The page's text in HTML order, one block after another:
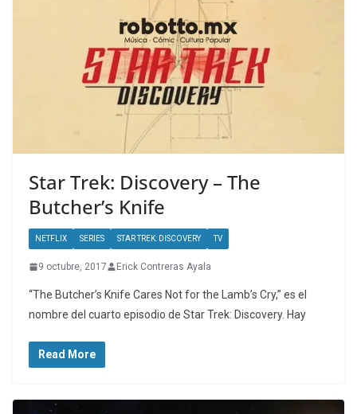
Star Trek: Discovery – The
Butcher’s Knife
NETFLIX SERIES STAR TREK: DISCOVERY TV
9 octubre, 2017 Erick Contreras Ayala
“The Butcher’s Knife Cares Not for the Lamb’s Cry,” es el
nombre del cuarto episodio de Star Trek: Discovery. Hay
Read More